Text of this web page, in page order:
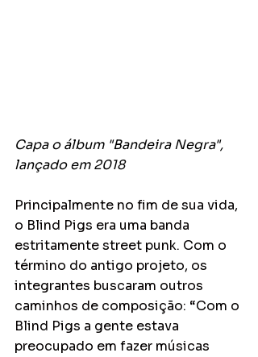
Capa o álbum "Bandeira Negra",
lançado em 2018
Principalmente no fim de sua vida,
o Blind Pigs era uma banda
estritamente street punk. Com o
término do antigo projeto, os
integrantes buscaram outros
caminhos de composição: “Com o
Blind Pigs a gente estava
preocupado em fazer músicas